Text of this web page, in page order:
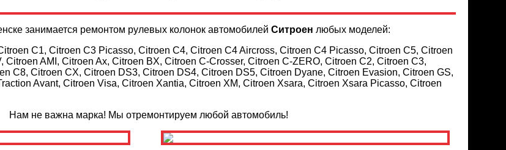
занимается ремонтом рулевых колонок автомобилей Ситроен любых моделей:
C1, Citroen C3 Picasso, Citroen C4, Citroen C4 Aircross, Citroen C4 Picasso, Citroen C5, Citroen
Citroen AMI, Citroen Ax, Citroen BX, Citroen C-Crosser, Citroen C-ZERO, Citroen C2, Citroen C3,
C8, Citroen CX, Citroen DS3, Citroen DS4, Citroen DS5, Citroen Dyane, Citroen Evasion, Citroen GS,
Avant, Citroen Visa, Citroen Xantia, Citroen XM, Citroen Xsara, Citroen Xsara Picasso, Citroen
Нам не важна марка! Мы отремонтируем любой автомобиль!